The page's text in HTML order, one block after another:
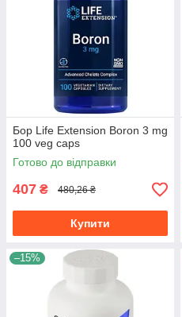
Бор Life Extension Boron 3 mg
100 veg caps
Готово до відправки
407 ₴ 480,26 ₴
Купити
–15%